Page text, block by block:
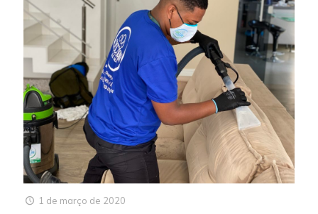
1 de março de 2020